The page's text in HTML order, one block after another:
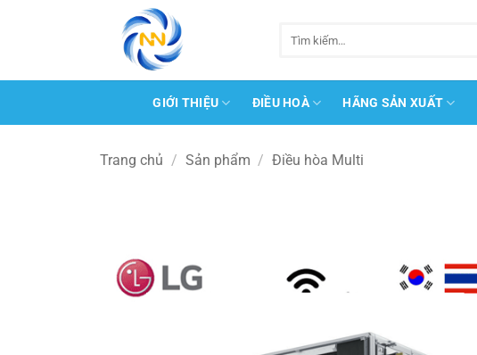
dung
GIỚI THIỆU ĐIỀU HOÀ HÃNG SẢN XUẤT
Trang chủ / Sản phẩm / Điều hòa Multi